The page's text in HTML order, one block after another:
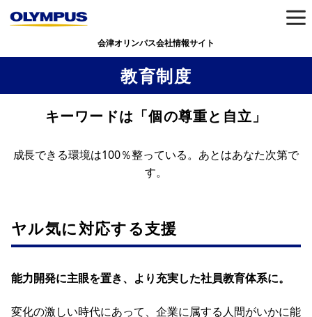
会津オリンパス会社情報サイト
教育制度
キーワードは「個の尊重と自立」
成長できる環境は100％整っている。あとはあなた次第で
す。
ヤル気に対応する支援
能力開発に主眼を置き、より充実した社員教育体系に。
変化の激しい時代にあって、企業に属する人間がいかに能